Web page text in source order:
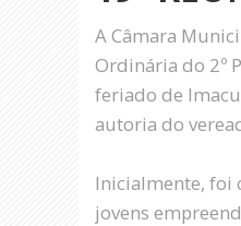
A Câmara
Ordinária do 2º
feriado de
autoria do
Inicialmente, foi
jovens